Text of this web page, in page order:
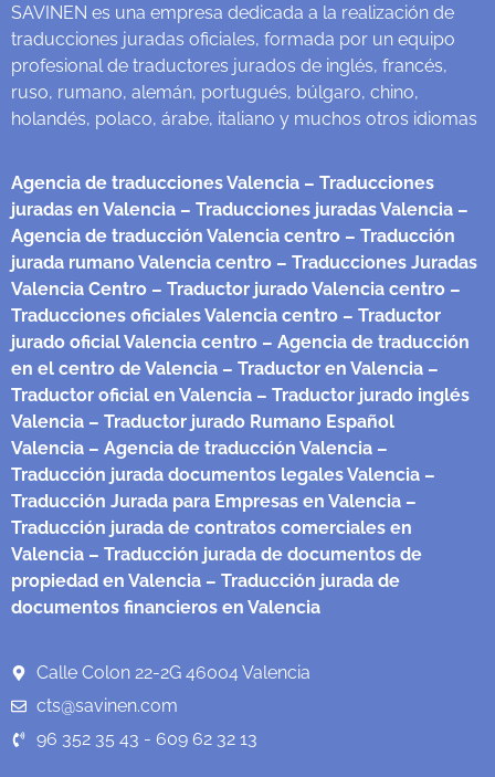
SAVINEN es una empresa dedicada a la realización de
traducciones juradas oficiales, formada por un equipo
profesional de traductores jurados de inglés, francés,
ruso, rumano, alemán, portugués, búlgaro, chino,
holandés, polaco, árabe, italiano y muchos otros idiomas
Agencia de traducciones Valencia – Traducciones
juradas en Valencia – Traducciones juradas Valencia –
Agencia de traducción Valencia centro – Traducción
jurada rumano Valencia centro – Traducciones Juradas
Valencia Centro – Traductor jurado Valencia centro –
Traducciones oficiales Valencia centro – Traductor
jurado oficial Valencia centro – Agencia de traducción
en el centro de Valencia – Traductor en Valencia –
Traductor oficial en Valencia – Traductor jurado inglés
Valencia – Traductor jurado Rumano Español
Valencia – Agencia de traducción Valencia –
Traducción jurada documentos legales Valencia –
Traducción Jurada para Empresas en Valencia –
Traducción jurada de contratos comerciales en
Valencia – Traducción jurada de documentos de
propiedad en Valencia – Traducción jurada de
documentos financieros en Valencia
Calle Colon 22-2G 46004 Valencia
cts@savinen.com
96 352 35 43 - 609 62 32 13